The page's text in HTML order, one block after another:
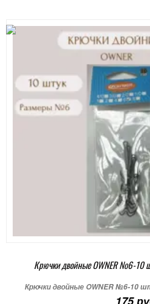
Крючки двойные OWNER №6-10
Крючки двойные OWNER №6-10